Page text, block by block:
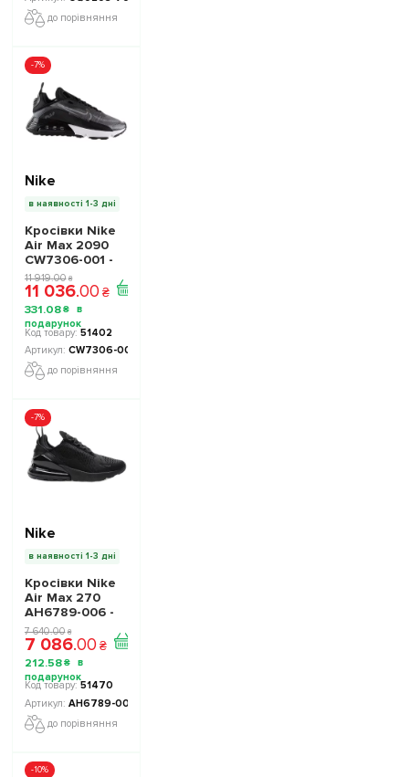
до порівняння
-7%
Nike
в наявності 1-3 дні
Кросівки Nike
Air Max 2090
CW7306-001 -
Офіційна
Продукція
11 919.00 ₴
11 036.00 ₴
331.08 ₴
51402
CW7306-001
до порівняння
-7%
Nike
в наявності 1-3 дні
Кросівки Nike
Air Max 270
AH6789-006 -
Офіційна
Продукція
7 640.00 ₴
7 086.00 ₴
212.58 ₴
51470
AH6789-006
до порівняння
-10%